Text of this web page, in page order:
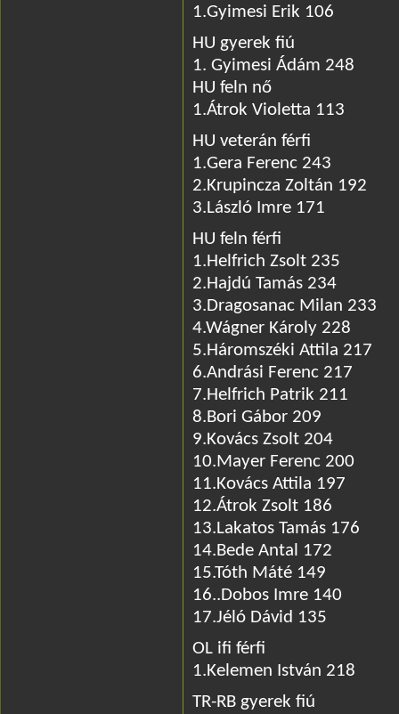
1.Gyimesi Erik 106
HU gyerek fiú
1. Gyimesi Ádám 248
HU feln nő
1.Átrok Violetta 113
HU veterán férfi
1.Gera Ferenc 243
2.Krupincza Zoltán 192
3.László Imre 171
HU feln férfi
1.Helfrich Zsolt 235
2.Hajdú Tamás 234
3.Dragosanac Milan 233
4.Wágner Károly 228
5.Háromszéki Attila 217
6.Andrási Ferenc 217
7.Helfrich Patrik 211
8.Bori Gábor 209
9.Kovács Zsolt 204
10.Mayer Ferenc 200
11.Kovács Attila 197
12.Átrok Zsolt 186
13.Lakatos Tamás 176
14.Bede Antal 172
15.Tóth Máté 149
16..Dobos Imre 140
17.Jéló Dávid 135
OL ifi férfi
1.Kelemen István 218
TR-RB gyerek fiú